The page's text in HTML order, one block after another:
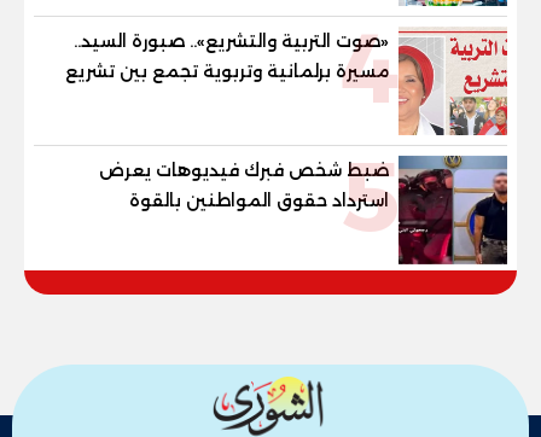
4
«صوت التربية والتشريع».. صبورة السيد..
مسيرة برلمانية وتربوية تجمع بين تشريع
القوانين وصناعة الأجيال لبناء الإنسان
5
ضبط شخص فبرك فيديوهات يعرض
استرداد حقوق المواطنين بالقوة